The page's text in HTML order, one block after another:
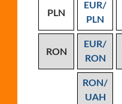
PLN
EUR/
PLN
RON
EUR/
RON
RON/
UAH